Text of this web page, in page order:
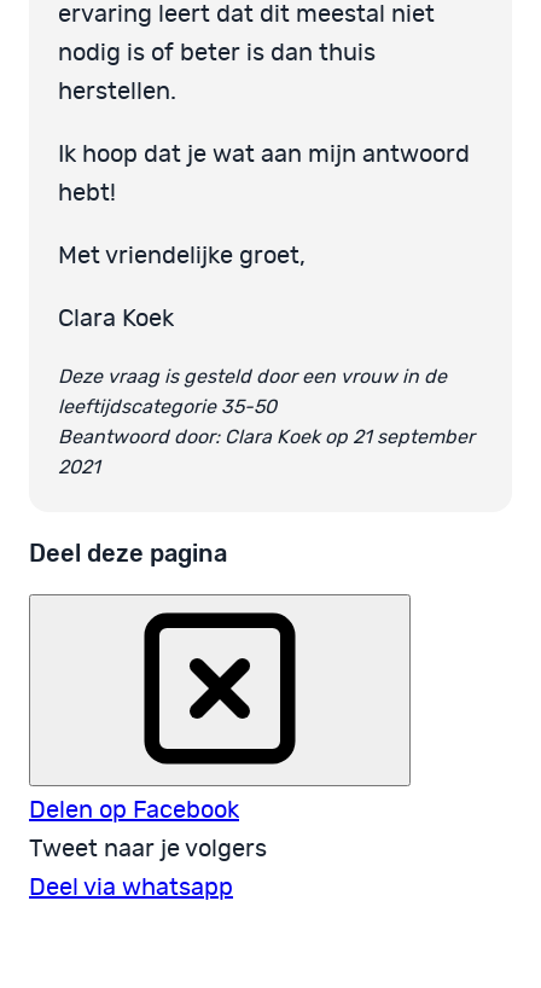
ervaring leert dat dit meestal niet
nodig is of beter is dan thuis
herstellen.
Ik hoop dat je wat aan mijn antwoord
hebt!
Met vriendelijke groet,
Clara Koek
Deze vraag is gesteld door een vrouw in de
leeftijdscategorie 35-50
Beantwoord door: Clara Koek op 21 september
2021
Deel deze pagina
Delen op Facebook
Tweet naar je volgers
Deel via whatsapp